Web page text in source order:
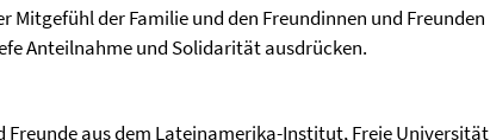
Mitgefühl der Familie und den Freundinnen und Freunden
Anteilnahme und Solidarität ausdrücken.
Freunde aus dem Lateinamerika-Institut, Freie Universität